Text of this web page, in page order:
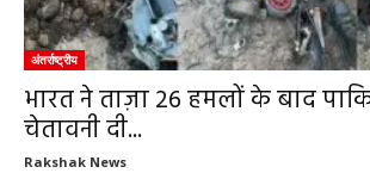
अंतर्राष्ट्रीय
भारत ने ताज़ा 26 हमलों के बाद
चेतावनी दी...
Rakshak News